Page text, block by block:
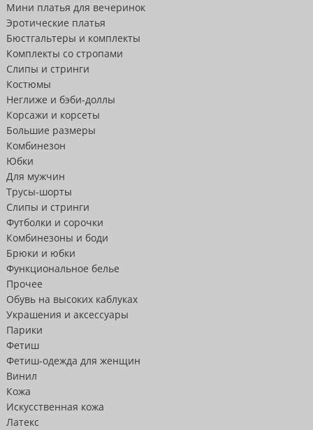
Мини платья для вечеринок
Эротические платья
Бюстгальтеры и комплекты
Комплекты со стропами
Слипы и стринги
Костюмы
Неглиже и бэби-доллы
Корсажи и корсеты
Большие размеры
Комбинезон
Юбки
Для мужчин
Трусы-шорты
Слипы и стринги
Футболки и сорочки
Комбинезоны и боди
Брюки и юбки
Функциональное белье
Прочее
Обувь на высоких каблуках
Украшения и аксессуары
Парики
Фетиш
Фетиш-одежда для женщин
Винил
Кожа
Искусственная кожа
Латекс